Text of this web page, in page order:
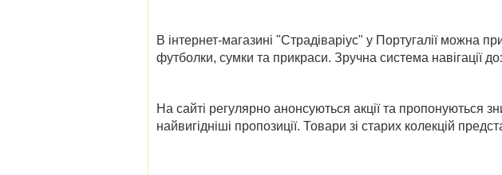
В інтернет-магазині "Страдіваріус" у Португаліїможна
футболки, сумки та прикраси. Зручна система навігації
На сайті регулярно анонсуються акції та пропонуються
найвигідніші пропозиції. Товари зі старих колекцій